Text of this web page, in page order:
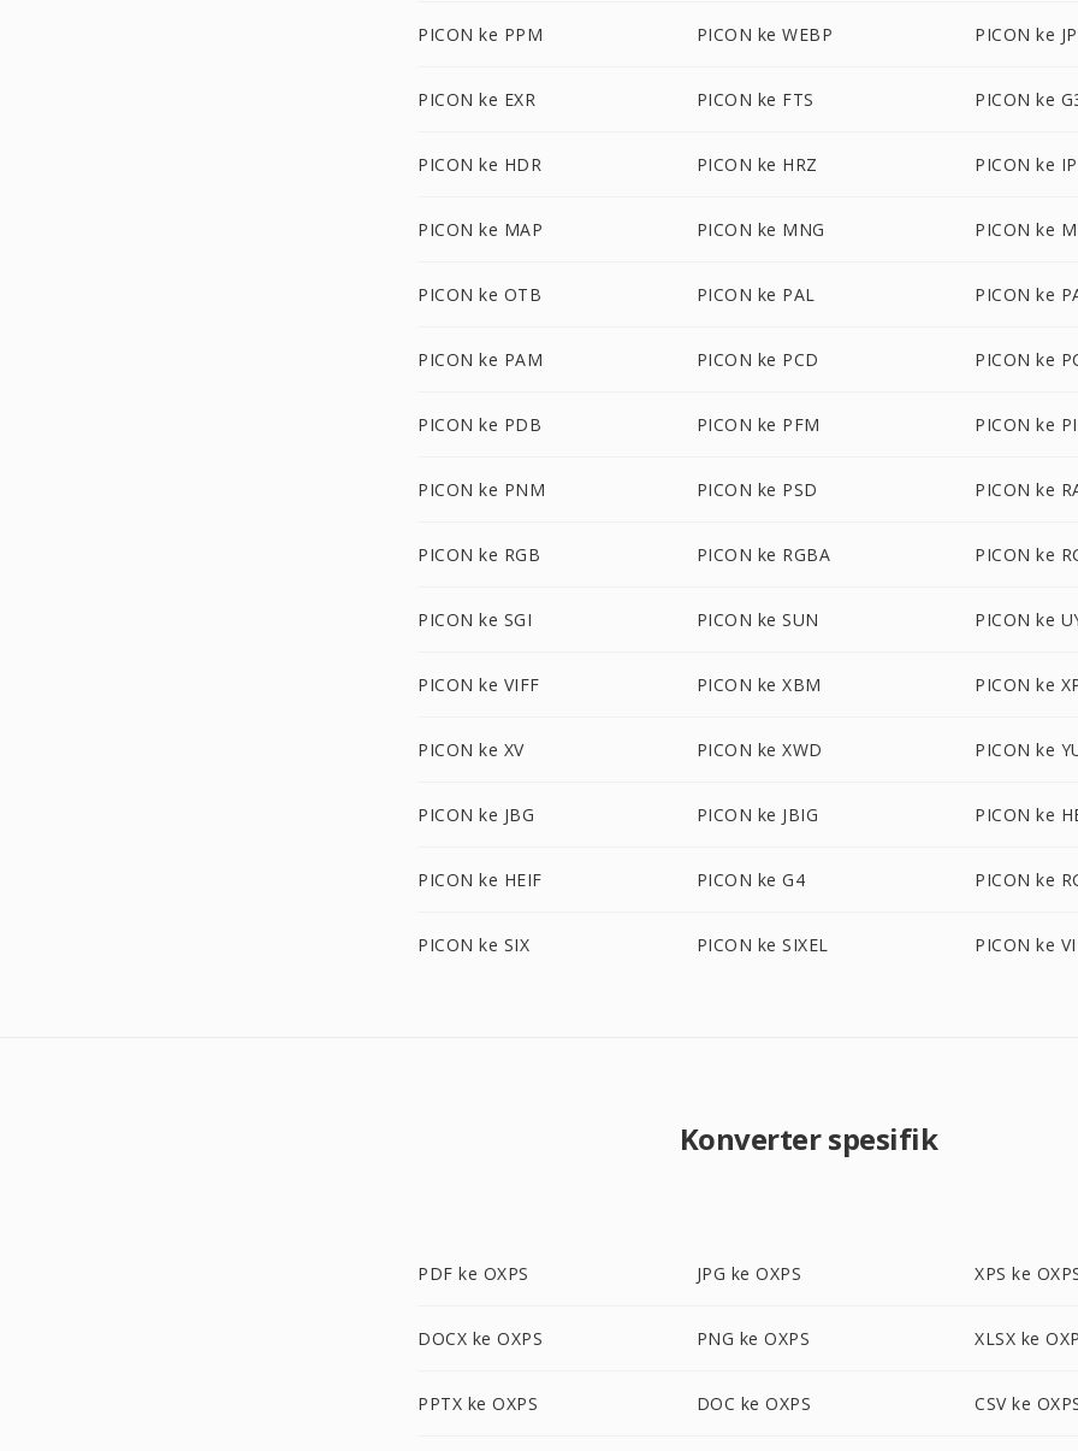
PICON ke PPM PICON ke WEBP PICON ke
PICON ke EXR PICON ke FTS PICON ke
PICON ke HDR PICON ke HRZ PICON ke
PICON ke MAP PICON ke MNG PICON ke
PICON ke OTB PICON ke PAL PICON ke
PICON ke PAM PICON ke PCD PICON ke
PICON ke PDB PICON ke PFM PICON ke
PICON ke PNM PICON ke PSD PICON ke
PICON ke RGB PICON ke RGBA PICON ke
PICON ke SGI PICON ke SUN PICON ke
PICON ke VIFF PICON ke XBM PICON ke
PICON ke XV PICON ke XWD PICON ke
PICON ke JBG PICON ke JBIG PICON ke
PICON ke HEIF PICON ke G4 PICON ke
PICON ke SIX PICON ke SIXEL PICON ke
Konverter spesifik
PDF ke OXPS JPG ke OXPS XPS ke
DOCX ke OXPS PNG ke OXPS XLSX ke
PPTX ke OXPS DOC ke OXPS CSV ke